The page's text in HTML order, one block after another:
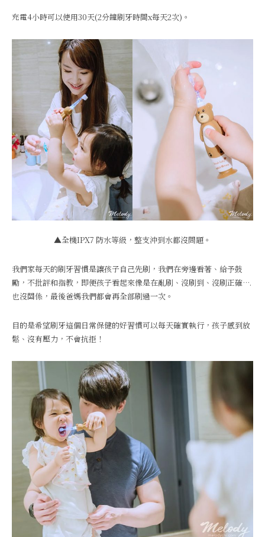
充電4小時可以使用30天(2分鐘刷牙時間x每天2次)。
▲全機IPX7 防水等級，整支沖到水都沒問題。
我們家每天的刷牙習慣是讓孩子自己先刷，我們在旁邊看著、給予鼓
勵，不批評和指教，即便孩子看起來像是在亂刷、沒刷到、沒刷正確….
也沒關係，最後爸媽我們都會再全部刷過一次。
目的是希望刷牙這個日常保健的好習慣可以每天確實執行，孩子感到放
鬆、沒有壓力，不會抗拒！